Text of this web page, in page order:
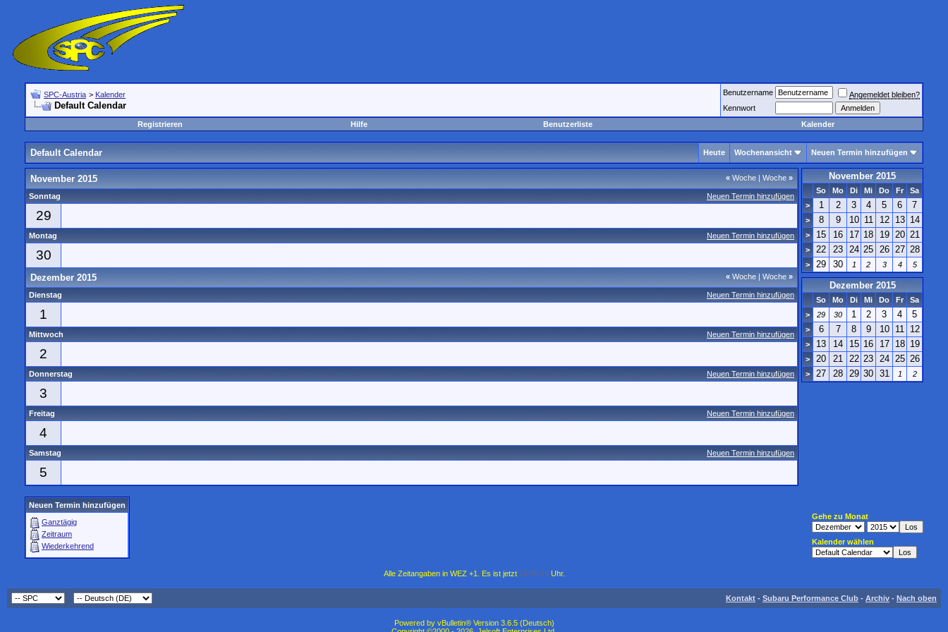
SPC-Austria > Kalender
Default Calendar
Benutzername
Angemeldet bleiben?
Kennwort
Registrieren
Hilfe Benutzerliste Kalender
Default Calendar Heute Wochenansicht Neuen Termin hinzufügen
« Woche | Woche »
November 2015
Neuen Termin hinzufügen
Sonntag
29
Neuen Termin hinzufügen
Montag
30
« Woche | Woche »
Dezember 2015
Neuen Termin hinzufügen
Dienstag
1
Neuen Termin hinzufügen
Mittwoch
2
Neuen Termin hinzufügen
Donnerstag
3
Neuen Termin hinzufügen
Freitag
4
Neuen Termin hinzufügen
Samstag
5
November 2015
So Mo Di Mi Do Fr
Sa
>
1 2 3 4 5 6 7
> 8 9 10 11 12 13 14
> 15 16 17 18 19 20 21
> 22 23 24 25 26 27 28
> 29 30 1 2 3 4 5
Dezember 2015
So Mo Di Mi Do Fr
Sa
>
29 30 1 2 3 4 5
> 6 7 8 9 10 11 12
> 13 14 15 16 17 18 19
> 20 21 22 23 24 25 26
> 27 28 29 30 31 1 2
Neuen Termin hinzufügen
Ganztägig
Zeitraum
Wiederkehrend
Gehe zu Monat
Kalender wählen
Alle Zeitangaben in WEZ +1. Es ist jetzt 16:35:19Uhr.
Kontakt - Subaru Performance Club - Archiv - Nach oben
Powered by vBulletin® Version 3.6.5 (Deutsch)